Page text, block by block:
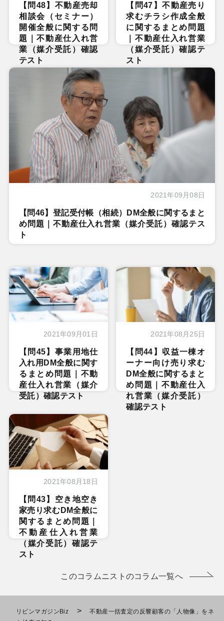
【問48】不動産売却
相談会（セミナー）
開催全般に関する問
題｜不動産仕入れ営
業（媒介受託）確認
テスト
【問47】不動産売り
求むチラシ作成全般
に関するまとめ問題
｜不動産仕入れ営業
（媒介受託）確認テ
スト
2021年09月08日
【問46】登記受付帳（相続）DM全般に関するまと
め問題｜不動産仕入れ営業（媒介受託）確認テス
ト
2021年09月01日
【問45】事業用地仕
入れ用DM全般に関す
るまとめ問題｜不動
産仕入れ営業（媒介
受託）確認テスト
2021年08月25日
【問44】収益一棟オ
ーナー向け売り求む
DM全般に関するまと
め問題｜不動産仕入
れ営業（媒介受託）
確認テスト
2021年08月18日
【問43】空き地空き
家売り求むDM全般に
関するまとめ問題｜
不動産仕入れ営業
（媒介受託）確認テ
スト
このコラムニストのコラム一覧へ
リビンマガジンBiz >
不動産一括査定の反響顧客の「人物像」をネ